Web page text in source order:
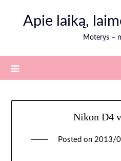
Apie laiką,
Moterys –
Nikon D4
Posted on 2013/